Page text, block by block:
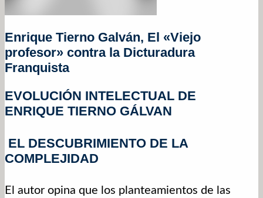
Enrique Tierno Galván, El «Viejo
profesor» contra la Dicturadura
Franquista
EVOLUCIÓN INTELECTUAL DE
ENRIQUE TIERNO GÁLVAN
EL DESCUBRIMIENTO DE LA
COMPLEJIDAD
El autor opina que los planteamientos de las